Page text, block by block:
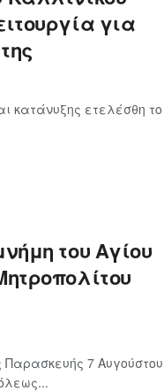
για
κατάνυξης ετελέσθη το
του Αγίου
7 Αυγούστου